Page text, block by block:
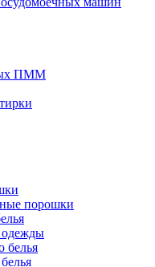
ПММ
порошки
одежды
белья